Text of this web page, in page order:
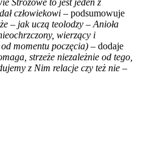
człowiekowi – podsumowuje
– jak uczą teolodzy – Anioła
wierzący i
momentu poczęcia) – dodaje
strzeże niezależnie od tego,
z Nim relacje czy też nie ­–